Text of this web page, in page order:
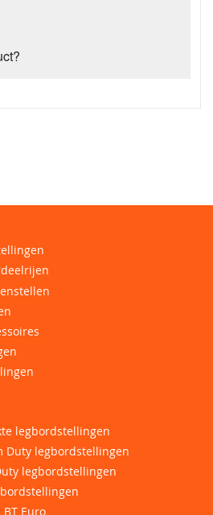
legbordstellingen
Duty legbordstellingen
legbordstellingen
Euro